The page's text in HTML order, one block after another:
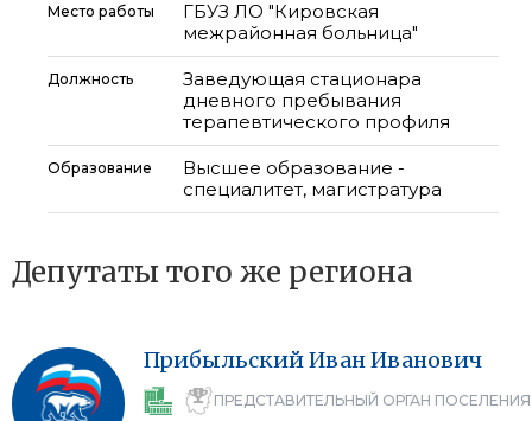
Место работы
ГБУЗ ЛО "Кировская
межрайонная больница"
Должность
Заведующая стационара
дневного пребывания
терапевтического профиля
Образование
Высшее образование -
специалитет, магистратура
Депутаты того же региона
ПрибыльскийИванИванович
ПРЕДСТАВИТЕЛЬНЫЙ ОРГАН ПОСЕЛЕНИЯ